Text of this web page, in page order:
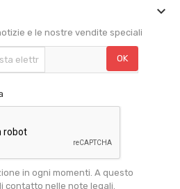

e le nostre vendite speciali
in ogni momenti. A questo
contatto nelle note legali.